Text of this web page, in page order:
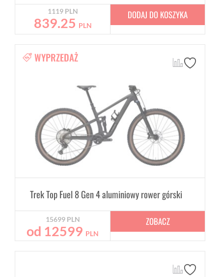
1119 PLN
839.25 PLN
DODAJ DO KOSZYKA
WYPRZEDAŻ
Trek Top Fuel 8 Gen 4 aluminiowy rower górski
15699 PLN
od 12599 PLN
ZOBACZ